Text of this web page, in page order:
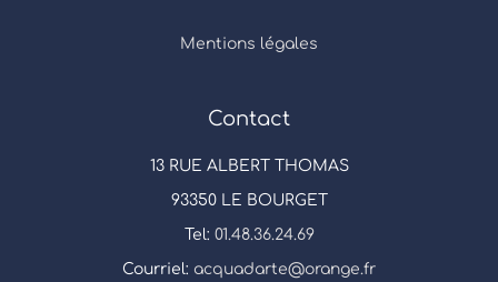
Mentions légales
Contact
13 RUE ALBERT THOMAS
93350 LE BOURGET
Tel: 01.48.36.24.69
Courriel: acquadarte@orange.fr